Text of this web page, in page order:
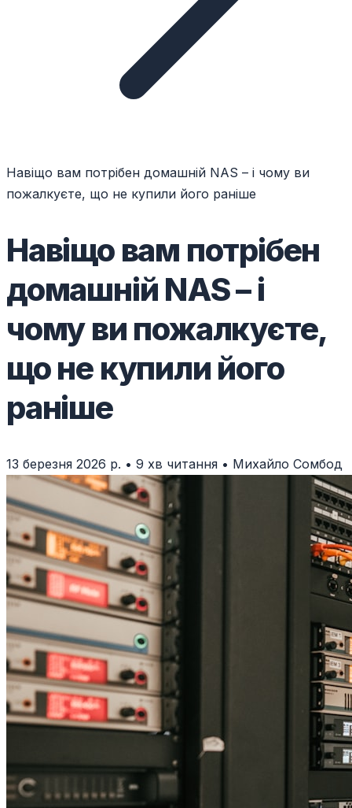
Навіщо вам потрібен домашній NAS – і чому ви
пожалкуєте, що не купили його раніше
Навіщо вам потрібен
домашній NAS – і
чому ви пожалкуєте,
що не купили його
раніше
13 березня 2026 р. • 9 хв читання • Михайло Сомбод